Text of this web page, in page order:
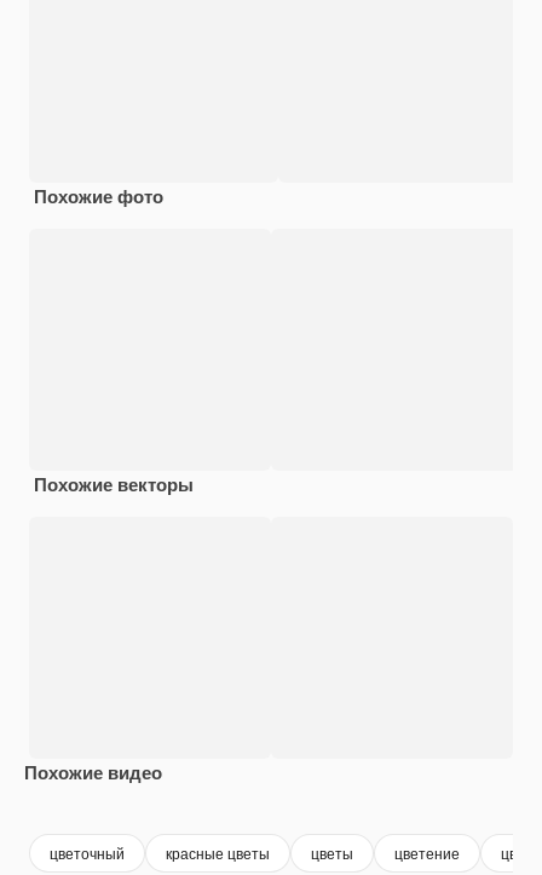
Похожие фото
Похожие векторы
Похожие видео
цветочный красные цветы цветы цветение